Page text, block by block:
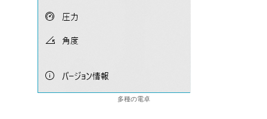
多種の電卓